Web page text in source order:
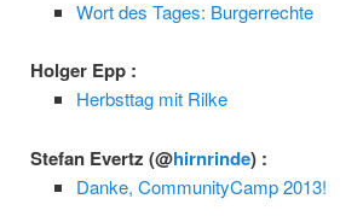
Wort des Tages: Burgerrechte
Holger Epp :
Herbsttag mit Rilke
Stefan Evertz(@hirnrinde) :
Danke, CommunityCamp 2013!